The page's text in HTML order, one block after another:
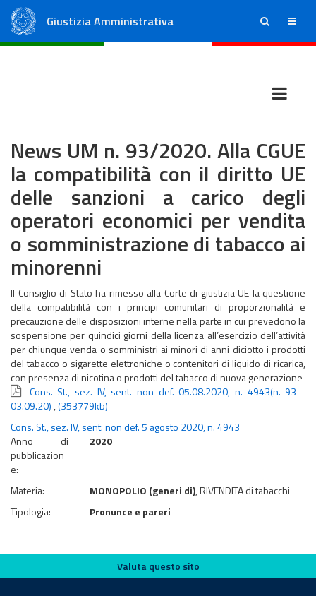
Giustizia Amministrativa ricerca menu
News UM n. 93/2020. Alla CGUE
la compatibilità con il diritto UE
delle sanzioni a carico degli
operatori economici per vendita
o somministrazione di tabacco ai
minorenni
Il Consiglio di Stato ha rimesso alla Corte di giustizia UE la questione
della compatibilità con i principi comunitari di proporzionalità e
precauzione delle disposizioni interne nella parte in cui prevedono la
sospensione per quindici giorni della licenza all’esercizio dell’attività
per chiunque venda o somministri ai minori di anni diciotto i prodotti
del tabacco o sigarette elettroniche o contenitori di liquido di ricarica,
con presenza di nicotina o prodotti del tabacco di nuova generazione
Cons. St., sez. IV, sent. non def. 05.08.2020, n. 4943(n. 93 -
03.09.20) ,(353779kb)
Cons. St., sez. IV, sent. non def. 5 agosto 2020, n. 4943
Anno di
pubblicazion
e:
2020
Materia: MONOPOLIO (generi di), RIVENDITA di tabacchi
Tipologia:
Pronunce e pareri
Valuta questo sito
Valuta questo sito